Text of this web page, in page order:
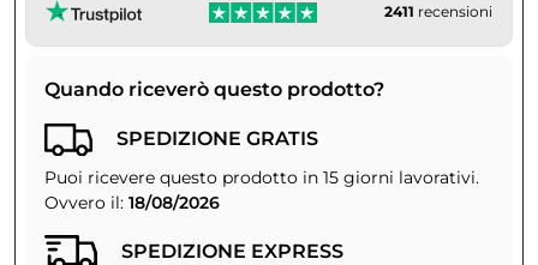
2411 recensioni
Quando riceverò questo prodotto?
SPEDIZIONE GRATIS
Puoi ricevere questo prodotto in 15 giorni lavorativi.
Ovvero il: 18/08/2026
SPEDIZIONE EXPRESS